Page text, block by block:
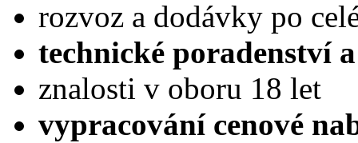
rozvoz a dodávky po
technické poradenství
znalosti v oboru 18 let
vypracování cenové